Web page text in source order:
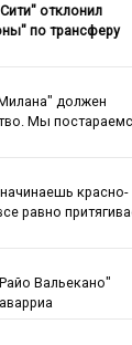
отклонил
по трансферу
должен
Мы
красно-
равно
Вальекано"